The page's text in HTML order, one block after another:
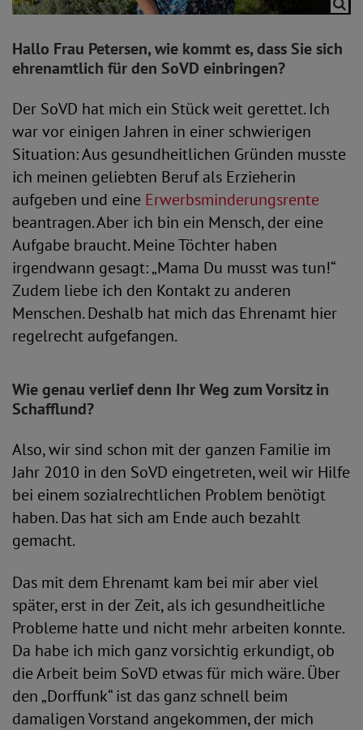
Hallo Frau Petersen, wie kommt es, dass Sie sich
ehrenamtlich für den SoVD einbringen?
Der SoVD hat mich ein Stück weit gerettet. Ich
war vor einigen Jahren in einer schwierigen
Situation: Aus gesundheitlichen Gründen musste
ich meinen geliebten Beruf als Erzieherin
aufgeben und eine Erwerbsminderungsrente
beantragen. Aber ich bin ein Mensch, der eine
Aufgabe braucht. Meine Töchter haben
irgendwann gesagt: „Mama Du musst was tun!“
Zudem liebe ich den Kontakt zu anderen
Menschen. Deshalb hat mich das Ehrenamt hier
regelrecht aufgefangen.
Wie genau verlief denn Ihr Weg zum Vorsitz in
Schafflund?
Also, wir sind schon mit der ganzen Familie im
Jahr 2010 in den SoVD eingetreten, weil wir Hilfe
bei einem sozialrechtlichen Problem benötigt
haben. Das hat sich am Ende auch bezahlt
gemacht.
Das mit dem Ehrenamt kam bei mir aber viel
später, erst in der Zeit, als ich gesundheitliche
Probleme hatte und nicht mehr arbeiten konnte.
Da habe ich mich ganz vorsichtig erkundigt, ob
die Arbeit beim SoVD etwas für mich wäre. Über
den „Dorffunk“ ist das ganz schnell beim
damaligen Vorstand angekommen, der mich